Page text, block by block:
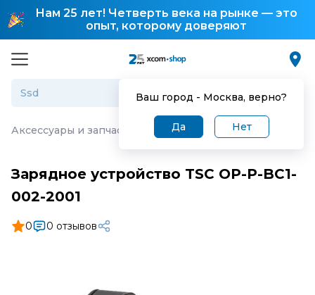
Нам 25 лет! Четверть века на рынке — это
опыт, которому доверяют
Ваш город - Москва, верно?
Да Нет
Аксессуары и запчасти для торгового оборудования
Зарядное устройство TSC OP-P-BC1-
002-2001
0 0 отзывов